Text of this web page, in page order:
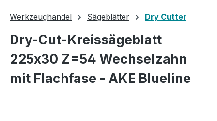
Werkzeughandel Sägeblätter Dry Cutter
Dry-Cut-Kreissägeblatt
225x30 Z=54 Wechselzahn
mit Flachfase - AKE Blueline